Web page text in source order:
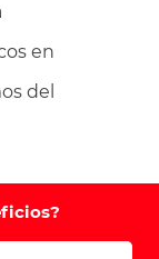
en
del